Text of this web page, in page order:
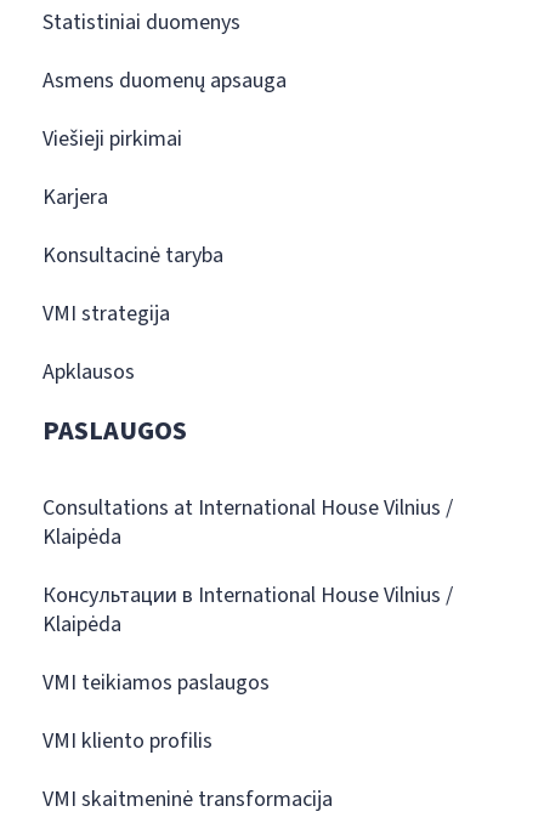
Statistiniai duomenys
Asmens duomenų apsauga
Viešieji pirkimai
Karjera
Konsultacinė taryba
VMI strategija
Apklausos
PASLAUGOS
Consultations at International House Vilnius /
Klaipėda
Консультации в International House Vilnius /
Klaipėda
VMI teikiamos paslaugos
VMI kliento profilis
VMI skaitmeninė transformacija